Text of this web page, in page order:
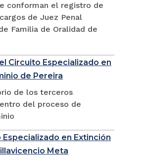
conforman el registro de
de Juez Penal
Familia de Oralidad de
Circuito Especializado en
de Pereira
de los terceros
del proceso de
en Extinción
Meta